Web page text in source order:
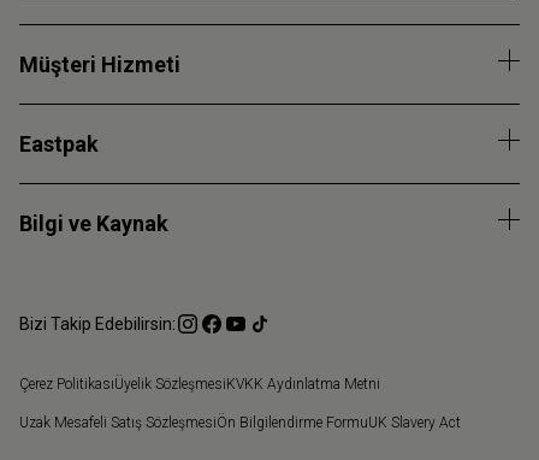
Müşteri Hizmeti
Eastpak
Bilgi ve Kaynak
Bizi Takip Edebilirsin:
Çerez PolitikasıÜyelik SözleşmesiKVKK Aydınlatma Metni
Uzak Mesafeli Satış SözleşmesiÖn Bilgilendirme FormuUK Slavery Act